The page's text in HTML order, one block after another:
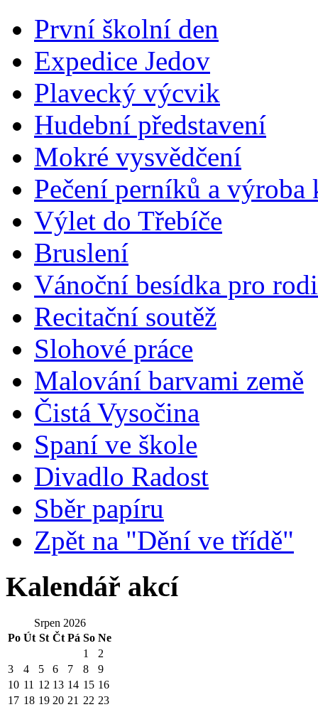
První školní den
Expedice Jedov
Plavecký výcvik
Hudební představení
Mokré vysvědčení
Pečení perníků a výroba
Výlet do Třebíče
Bruslení
Vánoční besídka pro
Recitační soutěž
Slohové práce
Malování barvami země
Čistá Vysočina
Spaní ve škole
Divadlo Radost
Sběr papíru
Zpět na "Dění ve třídě"
Kalendář akcí
Srpen 2026
Po Út St Čt Pá So Ne
1
2
3
4 5 6 7 8
9
10 11 12 13 14 15 16
17 18 19 20 21 22 23